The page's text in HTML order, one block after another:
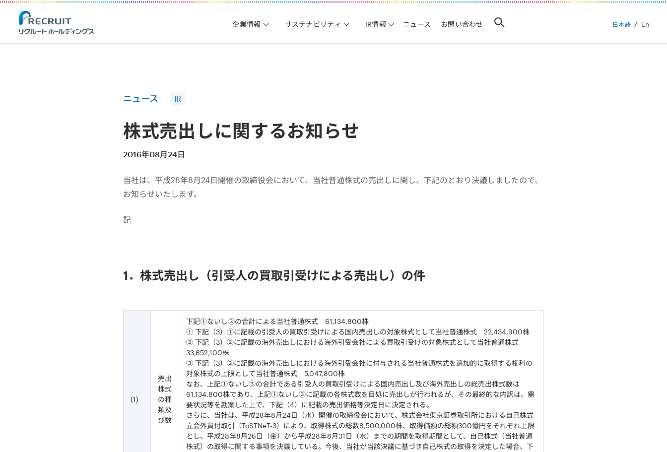
Recruit Holdings
企業情報 サステナビリティ IR情報 ニュース お問い合わせ 日本語 En
ニュース IR
株式売出しに関するお知らせ
2016年08月24日
当社は、平成28年8月24日開催の取締役会において、当社普通株式の売出しに関し、下記のとおり決議しましたので、
お知らせいたします。
記
1．株式売出し（引受人の買取引受けによる売出し）の件
(1)
売出
株式
の種
類及
び数
下記①ないし③の合計による当社普通株式 61,134,800株
① 下記（3）①に記載の引受人の買取引受けによる国内売出しの対象株式として当社普通株式 22,434,900株
② 下記（3）②に記載の海外売出しにおける海外引受会社による買取引受けの対象株式として当社普通株式
33,652,100株
③ 下記（3）②に記載の海外売出しにおける海外引受会社に付与される当社普通株式を追加的に取得する権利の
対象株式の上限として当社普通株式 5,047,800株
なお、上記①ないし③の合計である引受人の買取引受けによる国内売出し及び海外売出しの総売出株式数は
61,134,800株であり、上記①ないし③に記載の各株式数を目処に売出しが行われるが、その最終的な内訳は、需
要状況等を勘案した上で、下記（4）に記載の売出価格等決定日に決定される。
さらに、当社は、平成28年8月24日（水）開催の取締役会において、株式会社東京証券取引所における自己株式
立会外買付取引（ToSTNeT-3）により、取得株式の総数8,500,000株、取得価額の総額300億円をそれぞれ上限
とし、平成28年8月26日（金）から平成28年8月31日（水）までの期間を取得期間として、自己株式（当社普通
株式）の取得に関する事項を決議している。今後、当社が当該決議に基づき自己株式の取得を決定した場合、下